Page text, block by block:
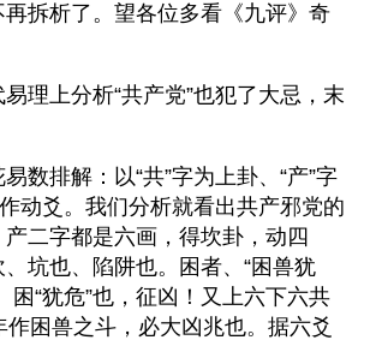
拆析了。望各位多看《九评》奇
理上分析“共产党”也犯了大忌，末
数排解：以“共”字为上卦、“产”字
动爻。我们分析就看出共产邪党的
二字都是六画，得坎卦，动四
坑也、陷阱也。困者、“困兽犹
困“犹危”也，征凶！又上六下六共
困兽之斗，必大凶兆也。据六爻